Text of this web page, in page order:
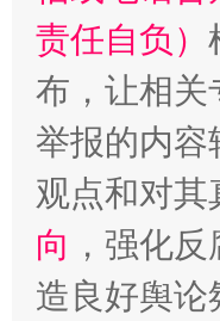
责任自负）
布，让相关
举报的内容
观点和对其
向 ，强化
造良好舆论